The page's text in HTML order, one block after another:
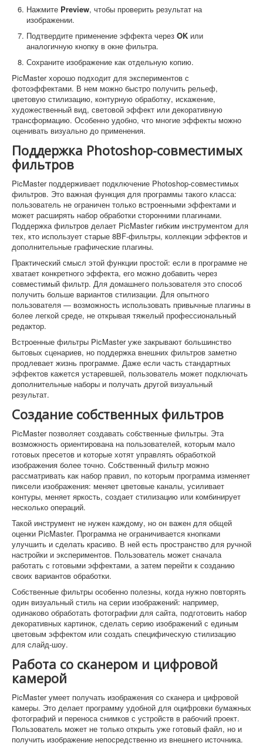
Нажмите Preview, чтобы проверить результат на
изображении.
Подтвердите применение эффекта через OK или
аналогичную кнопку в окне фильтра.
Сохраните изображение как отдельную копию.
PicMaster хорошо подходит для экспериментов с
фотоэффектами. В нем можно быстро получить рельеф,
цветовую стилизацию, контурную обработку, искажение,
художественный вид, световой эффект или декоративную
трансформацию. Особенно удобно, что многие эффекты можно
оценивать визуально до применения.
Поддержка Photoshop-совместимых
фильтров
PicMaster поддерживает подключение Photoshop-совместимых
фильтров. Это важная функция для программы такого класса:
пользователь не ограничен только встроенными эффектами и
может расширять набор обработки сторонними плагинами.
Поддержка фильтров делает PicMaster гибким инструментом для
тех, кто использует старые 8BF-фильтры, коллекции эффектов и
дополнительные графические плагины.
Практический смысл этой функции простой: если в программе не
хватает конкретного эффекта, его можно добавить через
совместимый фильтр. Для домашнего пользователя это способ
получить больше вариантов стилизации. Для опытного
пользователя — возможность использовать привычные плагины в
более легкой среде, не открывая тяжелый профессиональный
редактор.
Встроенные фильтры PicMaster уже закрывают большинство
бытовых сценариев, но поддержка внешних фильтров заметно
продлевает жизнь программе. Даже если часть стандартных
эффектов кажется устаревшей, пользователь может подключать
дополнительные наборы и получать другой визуальный
результат.
Создание собственных фильтров
PicMaster позволяет создавать собственные фильтры. Эта
возможность ориентирована на пользователей, которым мало
готовых пресетов и которые хотят управлять обработкой
изображения более точно. Собственный фильтр можно
рассматривать как набор правил, по которым программа изменяет
пиксели изображения: меняет цветовые каналы, усиливает
контуры, меняет яркость, создает стилизацию или комбинирует
несколько операций.
Такой инструмент не нужен каждому, но он важен для общей
оценки PicMaster. Программа не ограничивается кнопками
улучшить и сделать красиво. В ней есть пространство для ручной
настройки и экспериментов. Пользователь может сначала
работать с готовыми эффектами, а затем перейти к созданию
своих вариантов обработки.
Собственные фильтры особенно полезны, когда нужно повторять
один визуальный стиль на серии изображений: например,
одинаково обработать фотографии для сайта, подготовить набор
декоративных картинок, сделать серию изображений с единым
цветовым эффектом или создать специфическую стилизацию
для слайд-шоу.
Работа со сканером и цифровой
камерой
PicMaster умеет получать изображения со сканера и цифровой
камеры. Это делает программу удобной для оцифровки бумажных
фотографий и переноса снимков с устройств в рабочий проект.
Пользователь может не только открыть уже готовый файл, но и
получить изображение непосредственно из внешнего источника.